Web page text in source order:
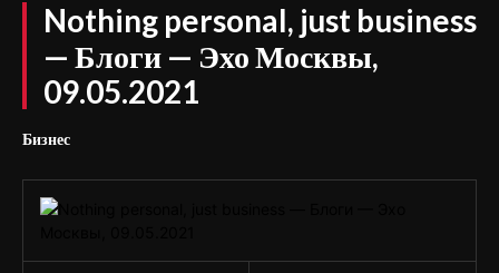
Nothing personal, just business
— Блоги — Эхо Москвы,
09.05.2021
Бизнес